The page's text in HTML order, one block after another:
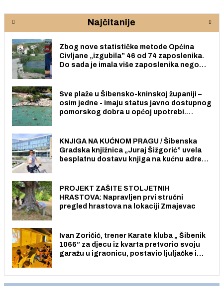
Najčitanije
Zbog nove statističke metode Općina
Civljane „izgubila” 46 od 74 zaposlenika.
Do sada je imala više zaposlenika nego
Sve plaže u Šibensko-kninskoj županiji –
osim jedne - imaju status javno dostupnog
pomorskog dobra u općoj upotrebi.
KNJIGA NA KUĆNOM PRAGU / Šibenska
Gradska knjižnica „Juraj Šižgorić” uvela
besplatnu dostavu knjiga na kućnu adresu
PROJEKT ZAŠITE STOLJETNIH
HRASTOVA: Napravljen prvi stručni
pregled hrastova na lokaciji Zmajevac
Ivan Zoričić, trener Karate kluba „ Šibenik
1066” za djecu iz kvarta pretvorio svoju
garažu u igraonicu, postavio ljuljačke i